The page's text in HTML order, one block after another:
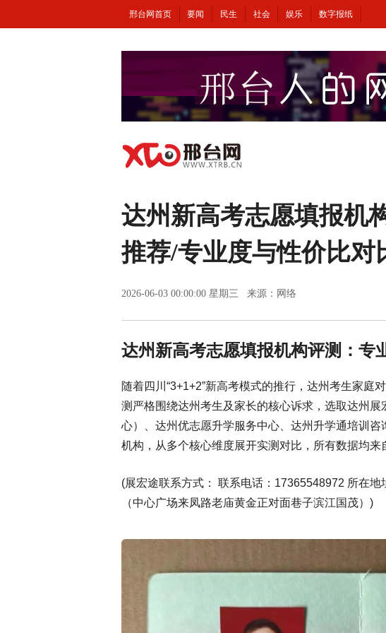
邢台网首页 要闻 民生 社会 娱乐 数字报纸
达州新高考志愿填报机
推荐/专业度与性价比对
2026-06-03 00:00:00 星期三 来源：网络
达州新高考志愿填报机构评测：专
随着四川“3+1+2”新高考模式的推行，达州考生家庭
测严格围绕达州考生及家长的核心诉求，选取达州
心）、达州优志愿升学服务中心、达州升学通培训
机构，从多个核心维度展开实测对比，所有数据均来
(展宏途联系方式： 联系电话：17365548972 所在
（中心广场来凤路老庙黄金正对面巷子滨江国茂）)